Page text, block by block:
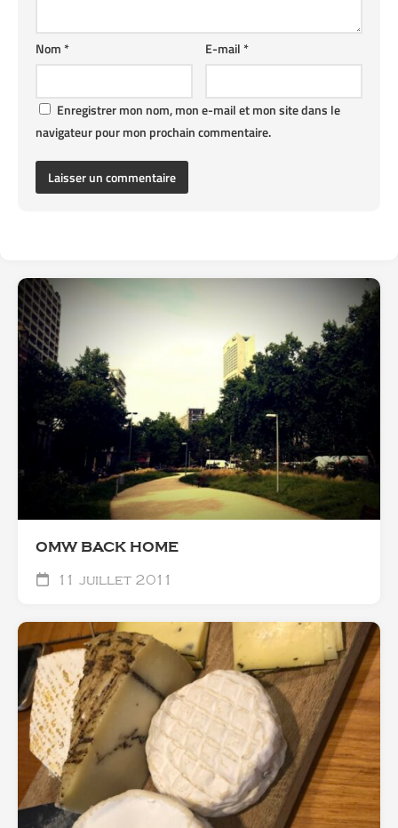
E-mail*
Nom*
Enregistrer mon nom, mon e-mail et mon site dans le
navigateur pour mon prochain commentaire.
OMW BACK HOME
11 juillet 2011